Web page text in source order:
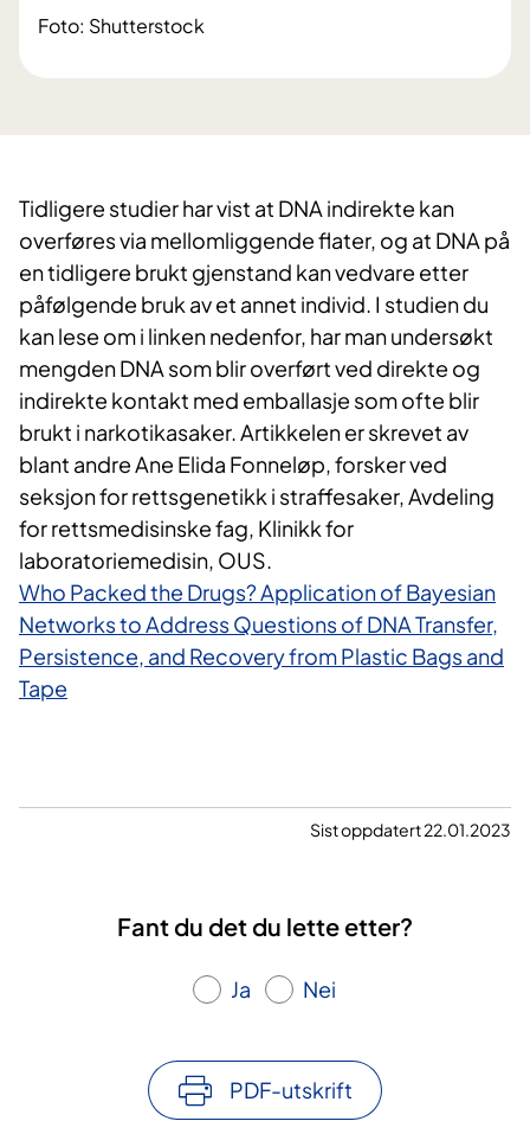
Foto: Shutterstock
​​Tidligere studier har vist at ​DNA indirekte kan
overføres via mellomliggende flater, og at DNA på
en tidligere ​brukt gjenstand kan vedvare etter
påfølgende bruk av et annet individ. ​I studien du
kan lese om i linken nedenfor, har man undersøkt
mengden DNA som blir overført ved direkte og
indirekte kontakt med emballasje som ofte blir
brukt i narkotikasaker. Artikkelen er skrevet av
blant andre Ane Elida Fonneløp, forsker ved
seksjon for rettsgenetikk i straffesaker, Avdeling
for rettsmedisinske fag, Klinikk for
laboratoriemedisin, OUS.
Who Packed the Drugs? Application of Bayesian
Networks to Address Questions of DNA Transfer,
Persistence, and Recovery from Plastic Bags and
Tape
Sist oppdatert 22.01.2023
Fant du det du lette etter?
Ja Nei
PDF-utskrift